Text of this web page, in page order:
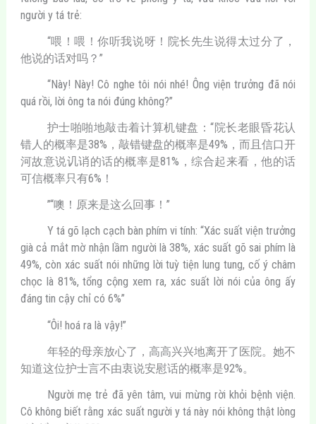
người y tá trẻ:
“喂！喂！你听我说呀！院长先生说得太过分了，
他说的话对吗？”
“Này! Này! Cô nghe tôi nói nhé! Ông viện trưởng đã nói
quá rồi, lời ông ta nói đúng không?”
护士啪啪地敲击着计算机键盘：“院长老眼昏花认
错人的概率是38%，敲错键盘的概率是49%，而且信口开
河故意说讥诮的话的概率是81%，综合起来看，他的话
可信概率只有6%！
”“噢！原来是这么回事！”
Y tá gõ lạch cạch bàn phím vi tính: “Xác suất viện trưởng
già cả mắt mờ nhận lầm người là 38%, xác suất gõ sai phím là
49%, còn xác suất nói những lời tuỳ tiện lung tung, cố ý châm
chọc là 81%, tổng cộng xem ra, xác suất lời nói của ông ấy
đáng tin cậy chỉ có 6%”
“Ôi! hoá ra là vậy!”
年轻的母亲放心了，高高兴兴地离开了医院。她不
知道这位护士言不由衷说安慰话的概率是92%。
Người mẹ trẻ đã yên tâm, vui mừng rời khỏi bệnh viện.
Cô không biết rằng xác suất người y tá này nói không thật lòng